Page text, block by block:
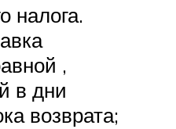
налога.
,
в дни
возврата;